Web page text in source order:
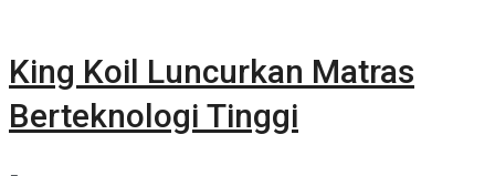
King Koil Luncurkan Matras
Berteknologi Tinggi